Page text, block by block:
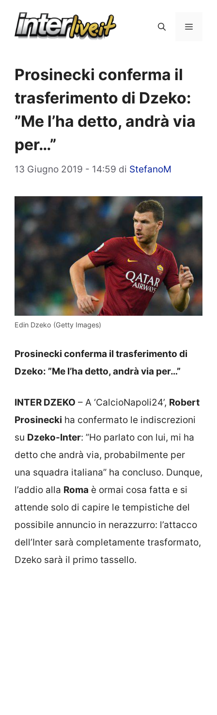
Menu
Prosinecki conferma il
trasferimento di Dzeko:
”Me l’ha detto, andrà via
per…”
13 Giugno 2019 - 14:59 di StefanoM
Edin Dzeko (Getty Images)
Prosinecki conferma il trasferimento di
Dzeko: ”Me l’ha detto, andrà via per…”
INTER DZEKO – A ‘CalcioNapoli24’, Robert
Prosinecki ha confermato le indiscrezioni
su Dzeko-Inter: ”Ho parlato con lui, mi ha
detto che andrà via, probabilmente per
una squadra italiana” ha concluso. Dunque,
l’addio alla Roma è ormai cosa fatta e si
attende solo di capire le tempistiche del
possibile annuncio in nerazzurro: l’attacco
dell’Inter sarà completamente trasformato,
Dzeko sarà il primo tassello.